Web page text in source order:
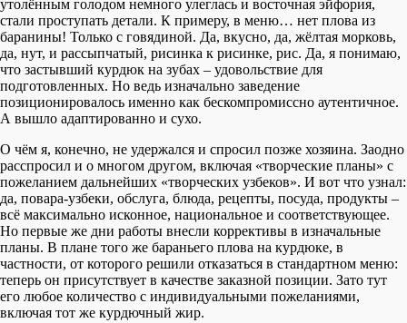
утолённым голодом немного улеглась и восточная эйфория,
стали проступать детали. К примеру, в меню… нет плова из
баранины! Только с говядиной. Да, вкусно, да, жёлтая морковь,
да, нут, и рассыпчатый, рисинка к рисинке, рис. Да, я понимаю,
что застывший курдюк на зубах – удовольствие для
подготовленных. Но ведь изначально заведение
позиционировалось именно как бескомпромиссно аутентичное.
А вышло адаптированно и сухо.
О чём я, конечно, не удержался и спросил позже хозяина. Заодно
расспросил и о многом другом, включая «творческие планы» с
пожеланием дальнейших «творческих узбеков». И вот что узнал:
да, повара-узбеки, обслуга, блюда, рецепты, посуда, продукты –
всё максимально исконное, национальное и соответствующее.
Но первые же дни работы внесли коррективы в изначальные
планы. В плане того же бараньего плова на курдюке, в
частности, от которого решили отказаться в стандартном меню:
теперь он присутствует в качестве заказной позиции. Зато тут
его любое количество с индивидуальными пожеланиями,
включая тот же курдючный жир.